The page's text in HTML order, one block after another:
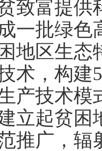
致富提供
批绿色
区生态
术，构建
产技术模
立起贫困
推广，辐